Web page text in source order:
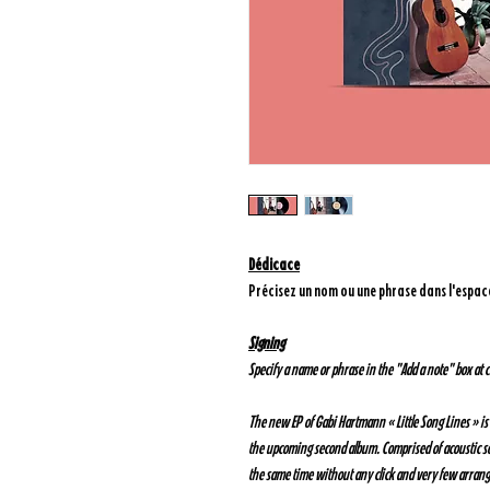
Dédicace
Précisez un nom ou une phrase dans
Signing
Specify a name or phrase in the "Add a note" box at
The new EP of Gabi Hartmann « Little Song Lines
the upcoming second album. Comprised of
the same time without any click and very few